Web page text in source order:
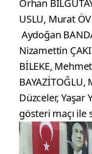
Orhan
USLU, Murat
Aydoğan
Nizamettin
BİLEKE,
Düzceler, Yaşar
gösteri maçı ile